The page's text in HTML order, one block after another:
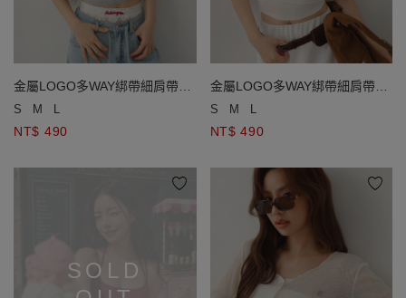
金屬LOGO多WAY綁帶細肩帶羅
紋短版BRA背心
S M L
NT$ 490
金屬LOGO多WAY綁帶細肩帶羅
紋短版BRA背心
S M L
NT$ 490
SOLD